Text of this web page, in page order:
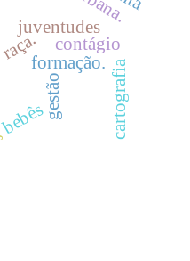
raça.
gestão
juventudes
formação.
bebês
contágio
cartografia